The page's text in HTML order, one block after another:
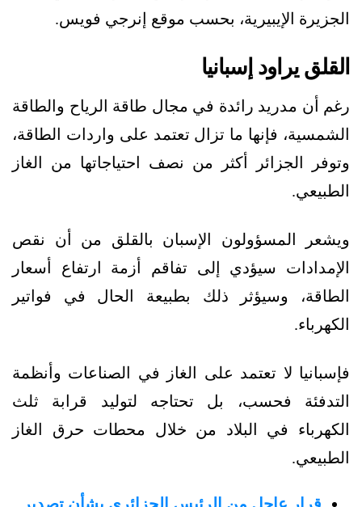
الجزيرة الإيبيرية، بحسب موقع إنرجي فويس.
القلق يراود إسبانيا
رغم أن مدريد رائدة في مجال طاقة الرياح والطاقة
الشمسية، فإنها ما تزال تعتمد على واردات الطاقة،
وتوفر الجزائر أكثر من نصف احتياجاتها من الغاز
الطبيعي.
ويشعر المسؤولون الإسبان بالقلق من أن نقص
الإمدادات سيؤدي إلى تفاقم أزمة ارتفاع أسعار
الطاقة، وسيؤثر ذلك بطبيعة الحال في فواتير
الكهرباء.
فإسبانيا لا تعتمد على الغاز في الصناعات وأنظمة
التدفئة فحسب، بل تحتاجه لتوليد قرابة ثلث
الكهرباء في البلاد من خلال محطات حرق الغاز
الطبيعي.